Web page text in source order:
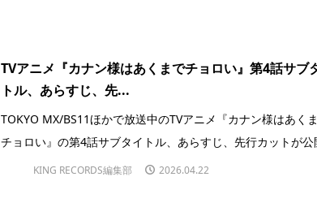
TVアニメ『カナン様はあくまでチョロい』第4話サブ
トル、あらすじ、先...
TOKYO MX/BS11ほかで放送中のTVアニメ『カナン様はあく
チョロい』の第4話サブタイトル、あらすじ、先行カットが公
KING RECORDS編集部 2026.04.22